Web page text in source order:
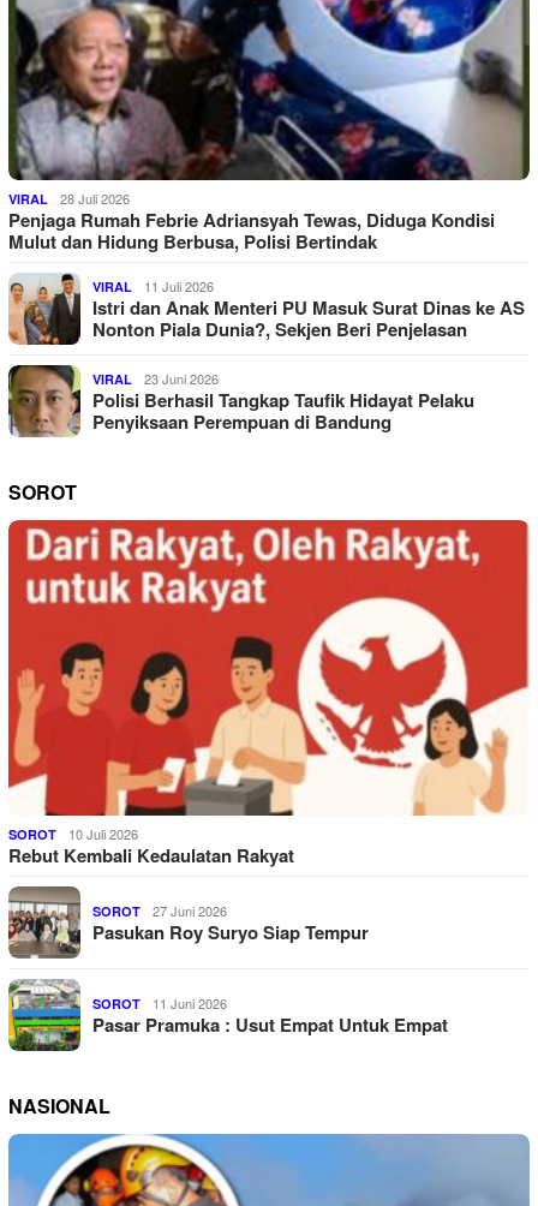
VIRAL 28 Juli 2026
Penjaga Rumah Febrie Adriansyah Tewas, Diduga Kondisi
Mulut dan Hidung Berbusa, Polisi Bertindak
VIRAL 11 Juli 2026
Istri dan Anak Menteri PU Masuk Surat Dinas ke AS
Nonton Piala Dunia?, Sekjen Beri Penjelasan
VIRAL 23 Juni 2026
Polisi Berhasil Tangkap Taufik Hidayat Pelaku
Penyiksaan Perempuan di Bandung
SOROT
SOROT 10 Juli 2026
Rebut Kembali Kedaulatan Rakyat
SOROT 27 Juni 2026
Pasukan Roy Suryo Siap Tempur
SOROT 11 Juni 2026
Pasar Pramuka : Usut Empat Untuk Empat
NASIONAL